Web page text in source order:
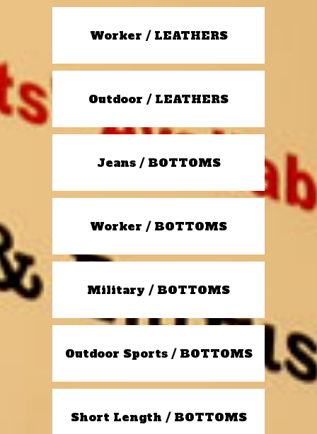
Worker / LEATHERS
Outdoor / LEATHERS
Jeans / BOTTOMS
Worker / BOTTOMS
Military / BOTTOMS
Outdoor Sports / BOTTOMS
Short Length / BOTTOMS